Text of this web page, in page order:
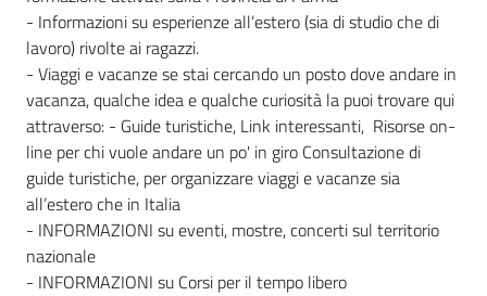
- Informazioni su esperienze all’estero (sia di studio che di
lavoro) rivolte ai ragazzi.
- Viaggi e vacanze se stai cercando un posto dove andare in
vacanza, qualche idea e qualche curiosità la puoi trovare qui
attraverso: - Guide turistiche, Link interessanti, Risorse on-
line per chi vuole andare un po' in giro Consultazione di
guide turistiche, per organizzare viaggi e vacanze sia
all’estero che in Italia
- INFORMAZIONI su eventi, mostre, concerti sul territorio
nazionale
- INFORMAZIONI su Corsi per il tempo libero